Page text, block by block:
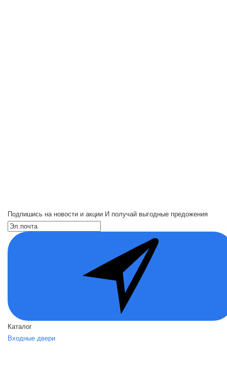
Подпишись на новости и акции И получай выгодные предожения
Каталог
Входные двери